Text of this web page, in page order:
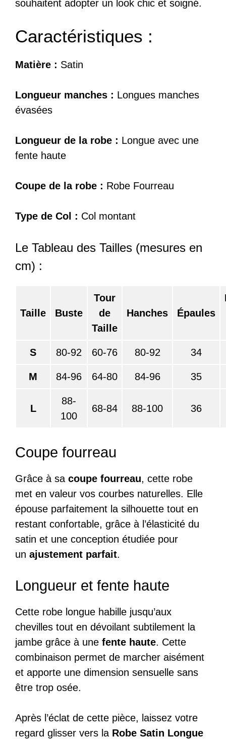
souhaitent adopter un look chic et soigné.
Caractéristiques :
Matière : Satin
Longueur manches : Longues manches
évasées
Longueur de la robe : Longue avec une
fente haute
Coupe de la robe : Robe Fourreau
Type de Col : Col montant
Le Tableau des Tailles (mesures en
cm) :
Taille Buste
Tour
de
Taille
Hanches Épaules
S 80-92 60-76 80-92 34
M 84-96 64-80 84-96 35
L
88-
100
68-84 88-100 36
Coupe fourreau
Grâce à sa coupe fourreau, cette robe
met en valeur vos courbes naturelles. Elle
épouse parfaitement la silhouette tout en
restant confortable, grâce à l’élasticité du
satin et une conception étudiée pour
un ajustement parfait.
Longueur et fente haute
Cette robe longue habille jusqu’aux
chevilles tout en dévoilant subtilement la
jambe grâce à une fente haute. Cette
combinaison permet de marcher aisément
et apporte une dimension sensuelle sans
être trop osée.
Après l’éclat de cette pièce, laissez votre
regard glisser vers la Robe Satin Longue